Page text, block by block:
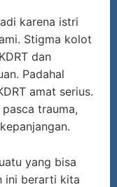
karena istri
Stigma kolot
dan
Padahal
amat serius.
trauma,
yang bisa
ini berarti kita